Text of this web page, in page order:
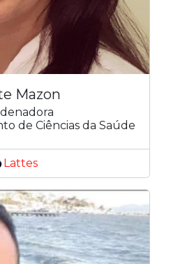
Mazon
de Ciências da Saúde
Lattes